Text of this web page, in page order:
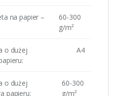
na papier –
60-300
g/m²
o dużej
A4
o dużej
papieru:
60-300
g/m²